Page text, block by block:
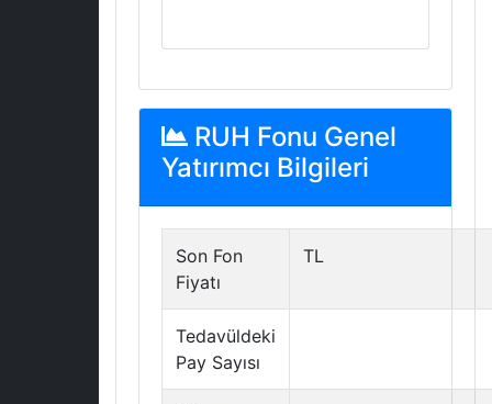
RUH Fonu Genel
Yatırımcı Bilgileri
Son Fon
Fiyatı
TL
Tedavüldeki
Pay Sayısı